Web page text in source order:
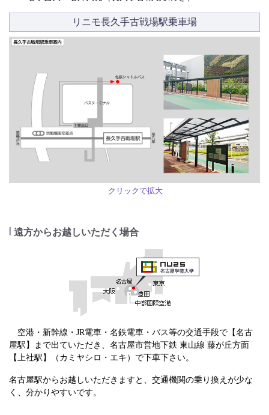
リニモ長久手古戦場駅乗車場
クリックで拡大
遠方からお越しいただく場合
空港・新幹線・JR電車・名鉄電車・バス等の交通手段で【名古
屋駅】まで出ていただき、名古屋市営地下鉄 東山線 藤が丘方面
【上社駅】（カミヤシロ・エキ）で下車下さい。
名古屋駅からお越しいただきますと、交通機関の乗り換えが少な
く、分かりやすいです。